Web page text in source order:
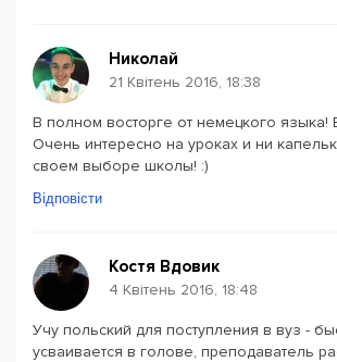
Николай
21 Квітень 2016, 18:38
В полном восторге от немецкого языка!
Очень интересно на уроках и ни
своем выборе школы! :)
Відповісти
Костя Вдовик
4 Квітень 2016, 18:48
Учу польский для поступления в вуз -
усваивается в голове, преподаватель